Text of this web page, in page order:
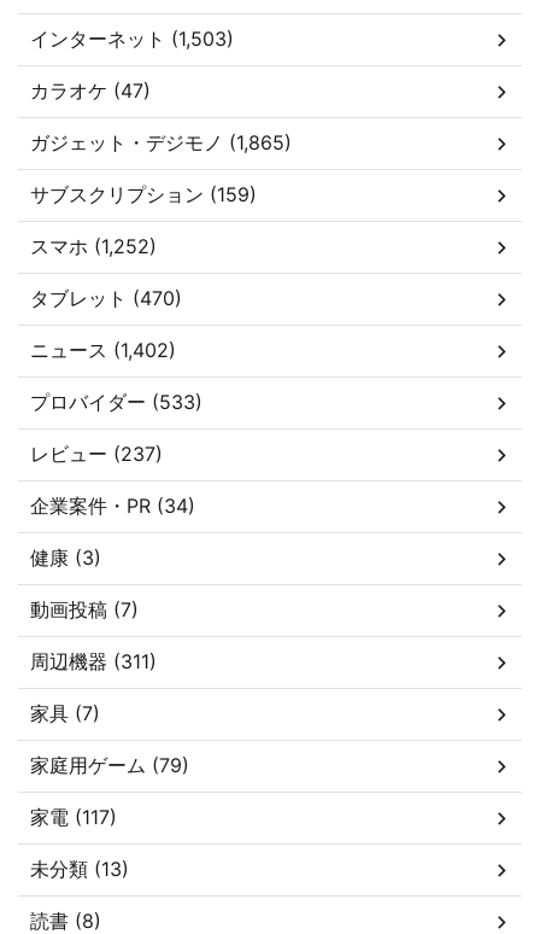
インターネット (1,503)
カラオケ (47)
ガジェット・デジモノ (1,865)
サブスクリプション (159)
スマホ (1,252)
タブレット (470)
ニュース (1,402)
プロバイダー (533)
レビュー (237)
企業案件・PR (34)
健康 (3)
動画投稿 (7)
周辺機器 (311)
家具 (7)
家庭用ゲーム (79)
家電 (117)
未分類 (13)
読書 (8)